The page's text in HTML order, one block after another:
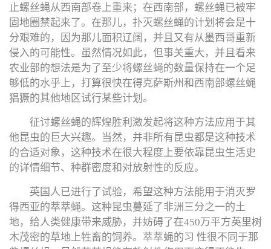
止螺丝蝇从西南部卷上重来；在西南部，螺丝蝇已被牢
固地圈禁起来了。在那儿，扑灭螺丝蝇的计划将会是十
分艰难的，因为那儿面积辽阔，并且又有从墨西哥重新
侵入的可能性。虽然情况如此，但事关重大，并且看来
农业部的想法是为了至少将螺丝蝇的数量保持在一个足
够低的水乎上，打算很快在得克萨斯州和西南部螺丝蝇
猖獗的其他地区试行某些计划。
征讨螺丝蝇的辉煌胜利激发起将这种方法应用于其
他昆虫的巨大兴趣。当然，并非所有昆虫都是这种技术
的合适对象，这种技术在很大程度上要依靠昆虫生活史
的详情细节、种群密度和对放射性的反应。
英国人已进行了试验，希望这种方法能用于消灭罗
得西亚的萃萃蝇。这种昆虫蔓延了非洲三分之一的土
地，给人类健康带来威胁，并妨碍了在450万平方英里树
木茂密的草地上牲畜的饲养。萃萃蝇的习 性很不同于那